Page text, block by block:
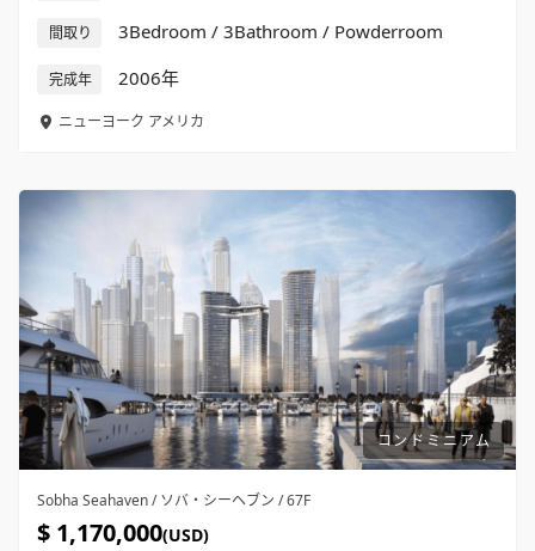
間取り 3Bedroom / 3Bathroom / Powderroom
完成年 2006年
ニューヨーク アメリカ
コンドミニアム
Sobha Seahaven / ソバ・シーヘブン / 67F
$ 1,170,000(USD)